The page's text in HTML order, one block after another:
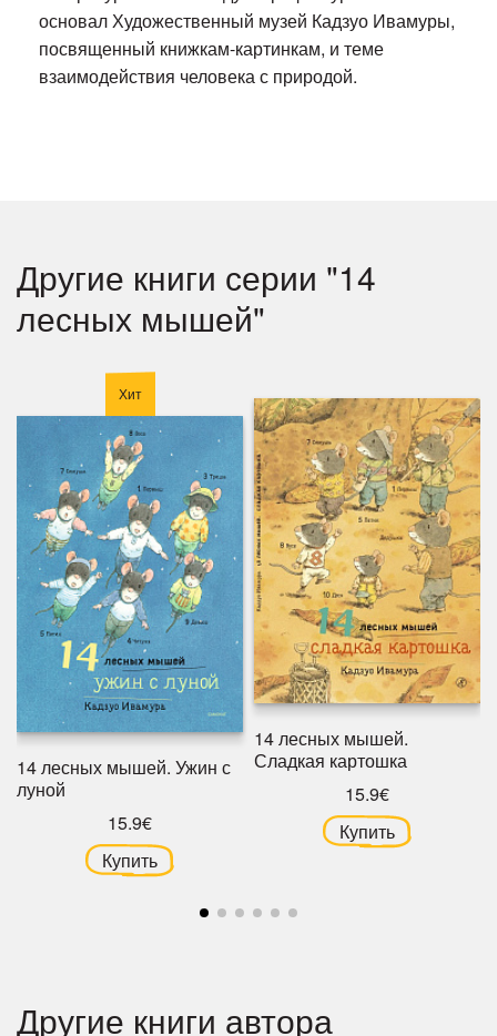
основал Художественный музей Кадзуо Ивамуры,
посвященный книжкам-картинкам, и теме
взаимодействия человека с природой.
Другие книги серии "14
лесных мышей"
Хит
14 лесных мышей. Ужин с
луной
15.9€
Купить
14 лесных мышей.
Сладкая картошка
15.9€
Купить
Другие книги автора